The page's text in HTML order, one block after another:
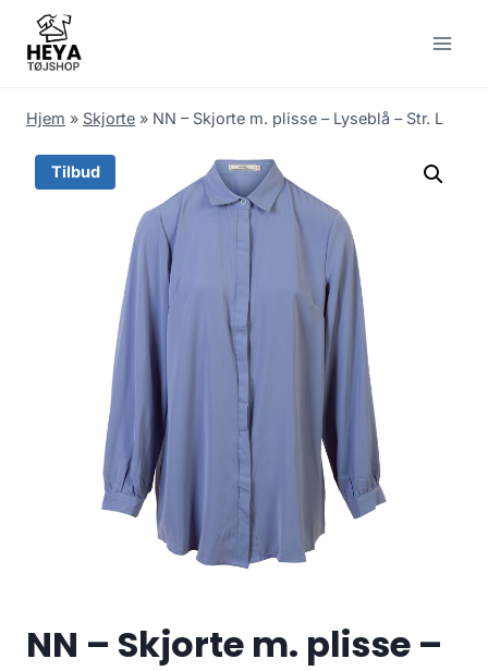
content
Hjem » Skjorte » NN – Skjorte m. plisse – Lyseblå – Str. L
Tilbud
NN – Skjorte m. plisse –